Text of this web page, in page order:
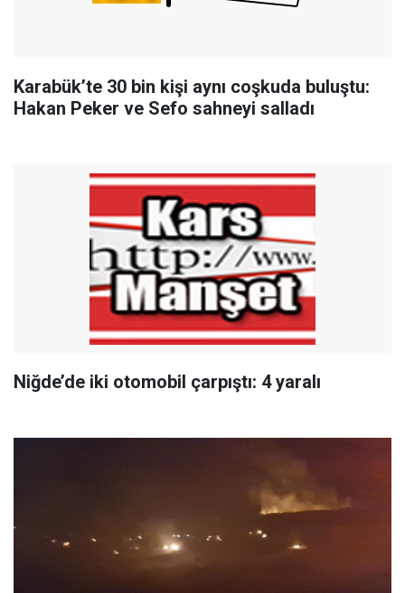
Karabük’te 30 bin kişi aynı coşkuda buluştu:
Hakan Peker ve Sefo sahneyi salladı
Niğde’de iki otomobil çarpıştı: 4 yaralı